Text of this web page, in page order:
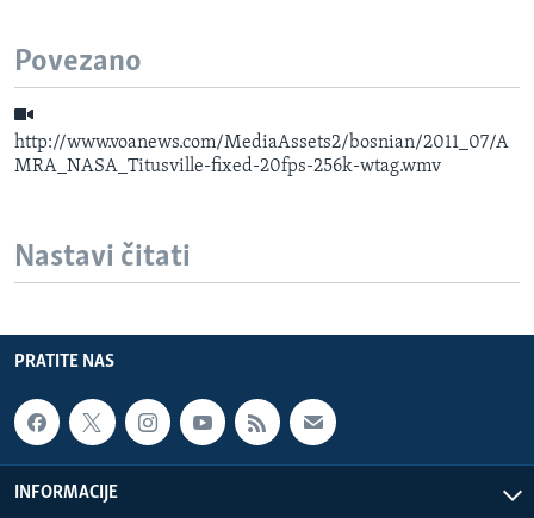
Povezano
http://www.voanews.com/MediaAssets2/bosnian/2011_07/A
MRA_NASA_Titusville-fixed-20fps-256k-wtag.wmv
Nastavi čitati
PRATITE NAS
INFORMACIJE